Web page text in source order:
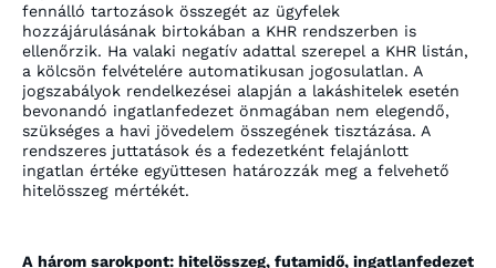
fennálló tartozások összegét az ügyfelek
hozzájárulásának birtokában a KHR rendszerben is
ellenőrzik. Ha valaki negatív adattal szerepel a KHR listán,
a kölcsön felvételére automatikusan jogosulatlan. A
jogszabályok rendelkezései alapján a lakáshitelek esetén
bevonandó ingatlanfedezet önmagában nem elegendő,
szükséges a havi jövedelem összegének tisztázása. A
rendszeres juttatások és a fedezetként felajánlott
ingatlan értéke együttesen határozzák meg a felvehető
hitelösszeg mértékét.
A három sarokpont: hitelösszeg, futamidő, ingatlanfedezet